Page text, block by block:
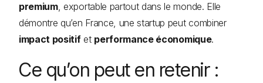
premium, exportable partout dans le monde. Elle
démontre qu’en France, une startup peut combiner
impact positifet performance économique.
Ce qu’on peut en retenir :